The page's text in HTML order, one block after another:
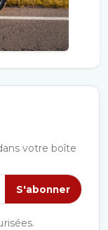
votre boîte
S'abonner